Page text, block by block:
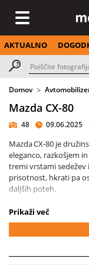
AKTUALNO
Domov
Mazda CX-80
48 09.06.2025
Mazda CX‑80 je
eleganco, razkošjem
tremi vrstami
prisotnost, hkrati pa
daljših poteh.
Tehnični podatki
Platforma:
zadnji in
Dimenzije:
Prikaži več